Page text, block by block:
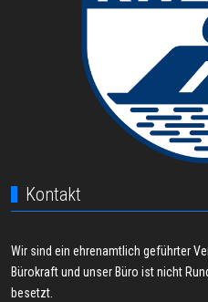
Kontakt
Wir sind ein ehrenamtlich geführter
Bürokraft und unser Büro ist nicht
besetzt.